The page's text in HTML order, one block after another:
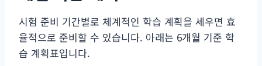
시험 준비 기간별로 체계적인 학습 계획을 세우면 효
율적으로 준비할 수 있습니다. 아래는 6개월 기준 학
습 계획표입니다.